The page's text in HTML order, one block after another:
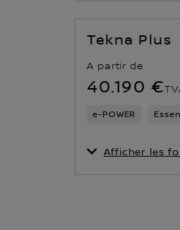
Tekna Plus
A partir de
40.190 €
e‑POWER
Afficher les